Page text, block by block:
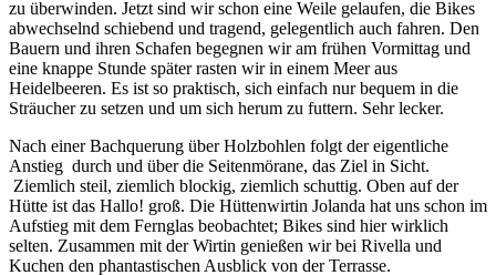
zu überwinden. Jetzt sind wir schon eine Weile gelaufen, die Bikes
abwechselnd schiebend und tragend, gelegentlich auch fahren. Den
Bauern und ihren Schafen begegnen wir am frühen Vormittag und
eine knappe Stunde später rasten wir in einem Meer aus
Heidelbeeren. Es ist so praktisch, sich einfach nur bequem in die
Sträucher zu setzen und um sich herum zu futtern. Sehr lecker.
Nach einer Bachquerung über Holzbohlen folgt der eigentliche
Anstieg durch und über die Seitenmörane, das Ziel in Sicht.
Ziemlich steil, ziemlich blockig, ziemlich schuttig. Oben auf der
Hütte ist das Hallo! groß. Die Hüttenwirtin Jolanda hat uns schon im
Aufstieg mit dem Fernglas beobachtet; Bikes sind hier wirklich
selten. Zusammen mit der Wirtin genießen wir bei Rivella und
Kuchen den phantastischen Ausblick von der Terrasse.